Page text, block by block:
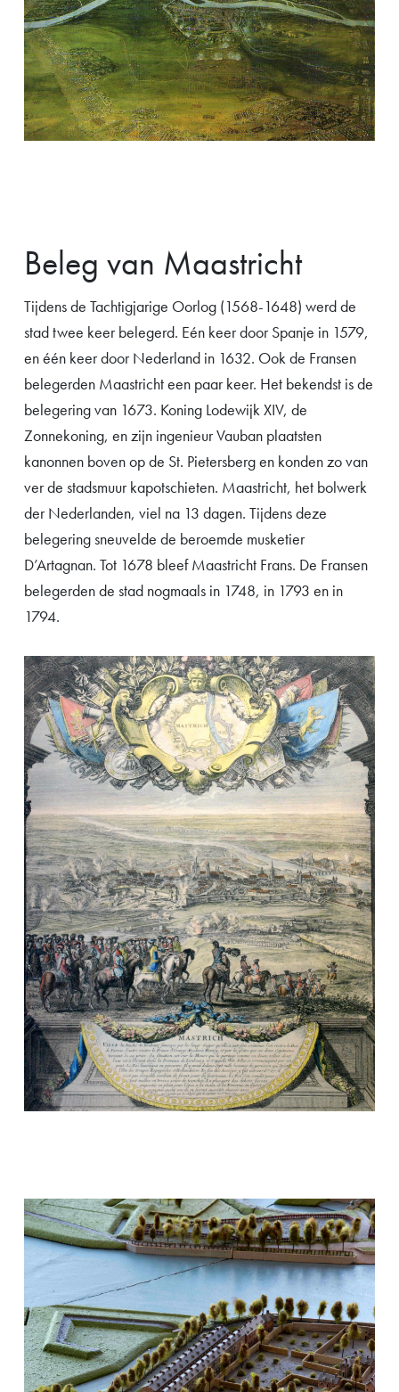
Beleg van Maastricht
Tijdens de Tachtigjarige Oorlog (1568-1648) werd de
stad twee keer belegerd. Eén keer door Spanje in 1579,
en één keer door Nederland in 1632. Ook de Fransen
belegerden Maastricht een paar keer. Het bekendst is de
belegering van 1673. Koning Lodewijk XIV, de
Zonnekoning, en zijn ingenieur Vauban plaatsten
kanonnen boven op de St. Pietersberg en konden zo van
ver de stadsmuur kapotschieten. Maastricht, het bolwerk
der Nederlanden, viel na 13 dagen. Tijdens deze
belegering sneuvelde de beroemde musketier
D’Artagnan. Tot 1678 bleef Maastricht Frans. De Fransen
belegerden de stad nogmaals in 1748, in 1793 en in
1794.